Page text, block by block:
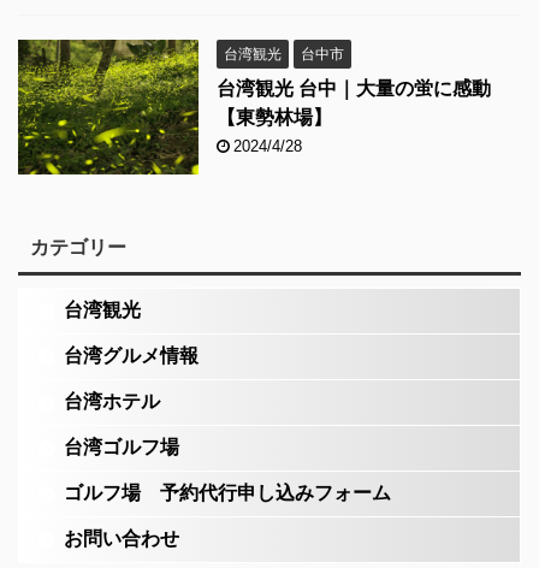
台湾観光 台中市
台湾観光 台中｜大量の蛍に感動
【東勢林場】
2024/4/28
カテゴリー
台湾観光
台湾グルメ情報
台湾ホテル
台湾ゴルフ場
ゴルフ場 予約代行申し込みフォーム
お問い合わせ